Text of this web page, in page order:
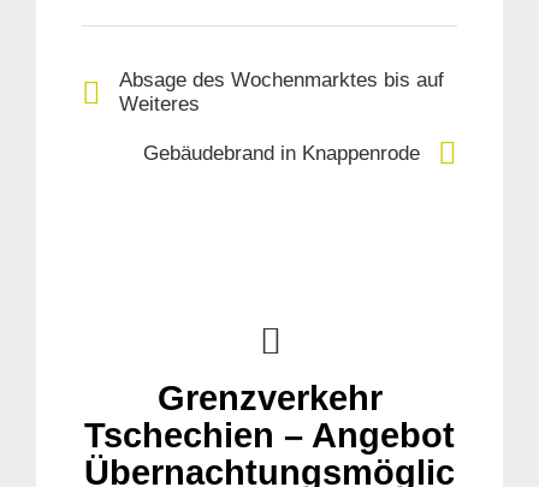
Absage des Wochenmarktes bis auf
Weiteres
Gebäudebrand in Knappenrode
Grenzverkehr
Tschechien – Angebot
Übernachtungsmöglic